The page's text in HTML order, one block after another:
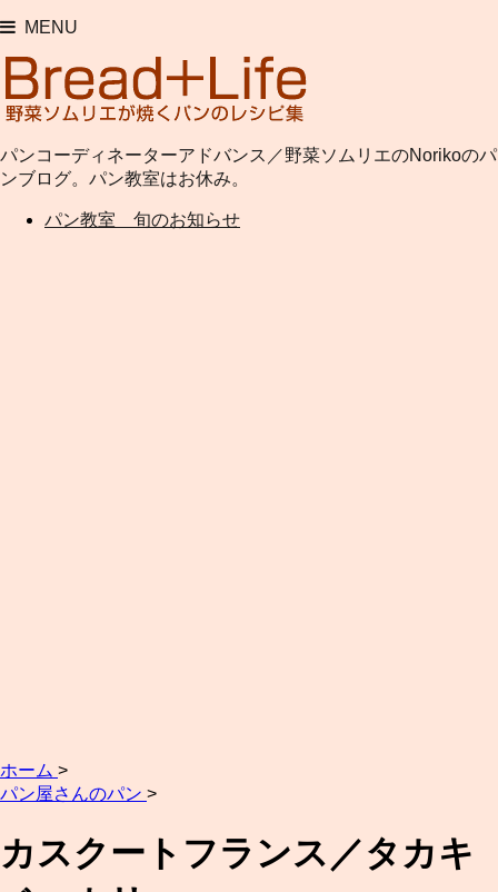
MENU
パンコーディネーターアドバンス／野菜ソムリエのNorikoのパ
ンブログ。パン教室はお休み。
パン教室 旬のお知らせ
ホーム >
パン屋さんのパン >
カスクートフランス／タカキ